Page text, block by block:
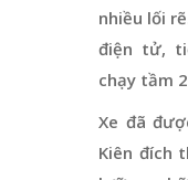
nhiều lối
điện tử,
chạy tầm
Xe đã
Kiên đích